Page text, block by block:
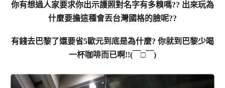
你有想過人家要求你出示護照對名字有多糗嗎?? 出來玩為
什麼要擔這種會丟台灣國格的臉呢??
有錢去巴黎了還要省5歐元到底是為什麼? 你就到巴黎少喝
一杯咖啡而已啊!!(￣□￣)